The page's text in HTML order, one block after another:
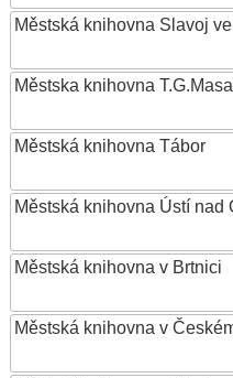
Městská knihovna Slavoj
Městska knihovna
Městská knihovna Tábor
Městská knihovna Ústí nad
Městská knihovna v Brtnici
Městská knihovna v